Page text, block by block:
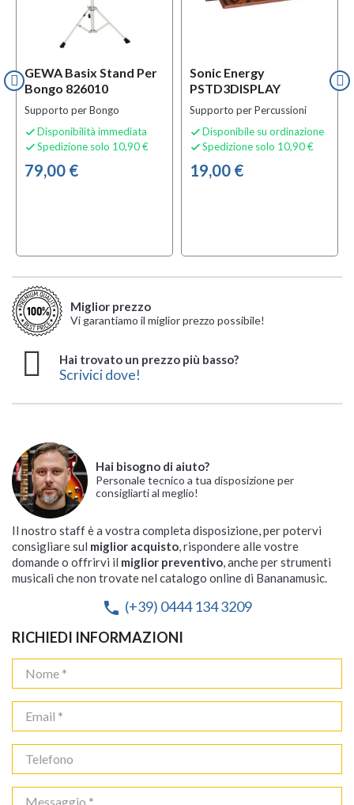
GEWA Basix Stand Per
Bongo 826010
Supporto per Bongo
 Disponibilità immediata
 Spedizione solo 10,90 €
79,00 €
Sonic Energy
PSTD3DISPLAY
Supporto per Percussioni
 Disponibile su ordinazione
 Spedizione solo 10,90 €
19,00 €
Miglior prezzo
Vi garantiamo il miglior prezzo possibile!
Hai trovato un prezzo più basso?
Scrivici dove!
Hai bisogno di aiuto?
Personale tecnico a tua disposizione per
consigliarti al meglio!
Il nostro staff è a vostra completa disposizione, per potervi
consigliare sul miglior acquisto, rispondere alle vostre
domande o offrirvi il miglior preventivo, anche per strumenti
musicali che non trovate nel catalogo online di Bananamusic.
phone (+39) 0444 134 3209
RICHIEDI INFORMAZIONI